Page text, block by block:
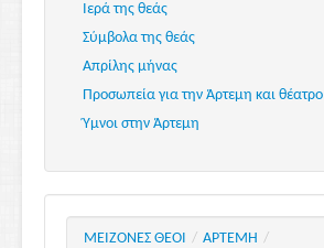
Ιερά της θεάς
Σύμβολα της θεάς
Απρίλης μήνας
Προσωπεία για την Άρτεμη και θέατρο
Ύμνοι στην Άρτεμη
ΜΕΙΖΟΝΕΣ ΘΕΟΙ / ΑΡΤΕΜΗ /